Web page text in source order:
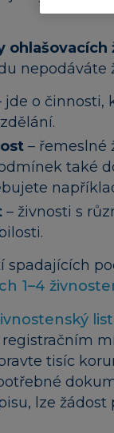
ohlašovacích
nepodáváte
jde o činnosti,
– řemeslné
také
– živnosti s
spadajících
1–4
list
tisíc
lze